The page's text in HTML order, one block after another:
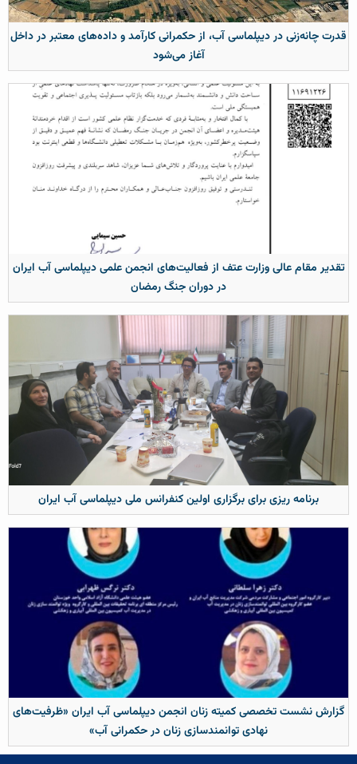
قدرت چانه‌زنی در دیپلماسی آب، از حکمرانی کارآمد و داده‌های معتبر در داخل
آغاز می‌شود
تقدیر مقام عالی وزارت عتف از فعالیت‌های انجمن علمی دیپلماسی آب ایران
در دوران جنگ رمضان
برنامه ریزی برای برگزاری اولین کنفرانس ملی دیپلماسی آب ایران
گزارش نشست تخصصی کمیته زنان انجمن دیپلماسی آب ایران «ظرفیت‌های
نهادی توانمندسازی زنان در حکمرانی آب»